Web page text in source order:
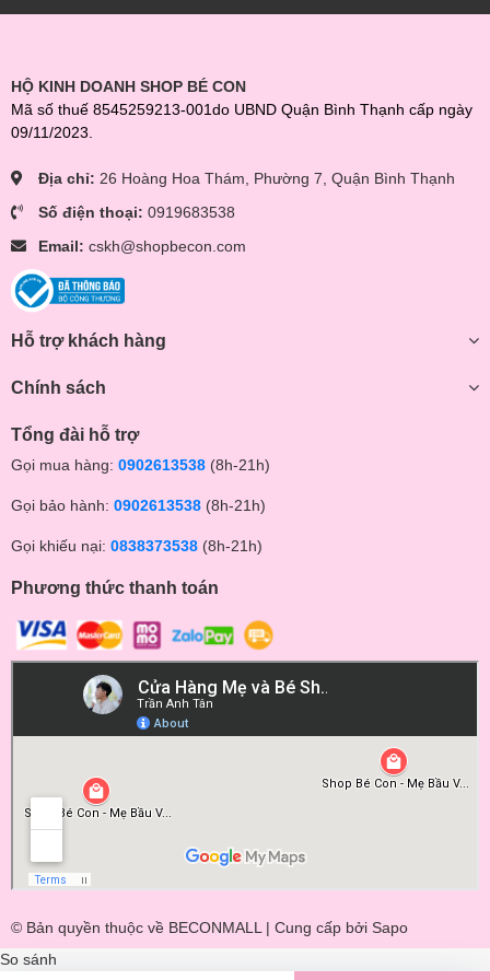
HỘ KINH DOANH SHOP BÉ CON
Mã số thuế 8545259213-001do UBND Quận Bình Thạnh cấp ngày
09/11/2023.
Địa chỉ: 26 Hoàng Hoa Thám, Phường 7, Quận Bình Thạnh
Số điện thoại: 0919683538
Email: cskh@shopbecon.com
Hỗ trợ khách hàng
Chính sách
Tổng đài hỗ trợ
Gọi mua hàng: 0902613538 (8h-21h)
Gọi bảo hành: 0902613538 (8h-21h)
Gọi khiếu nại: 0838373538 (8h-21h)
Phương thức thanh toán
© Bản quyền thuộc về BECONMALL | Cung cấp bởi Sapo
So sánh